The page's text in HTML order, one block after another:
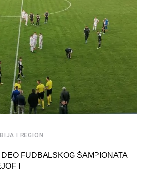
I REGION
FUDBALSKOG ŠAMPIONATA
I